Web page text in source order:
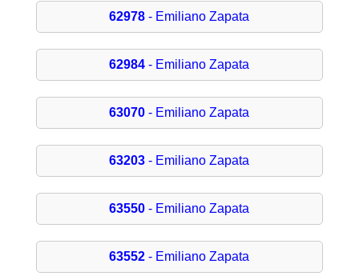
62978 - Emiliano Zapata
62984 - Emiliano Zapata
63070 - Emiliano Zapata
63203 - Emiliano Zapata
63550 - Emiliano Zapata
63552 - Emiliano Zapata